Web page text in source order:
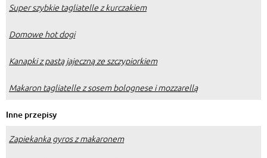
Super szybkie tagliatelle z kurczakiem
Domowe hot dogi
Kanapki z pastą jajeczną ze szczypiorkiem
Makaron tagliatelle z sosem bolognese i mozzarellą
Inne przepisy
Zapiekanka gyros z makaronem